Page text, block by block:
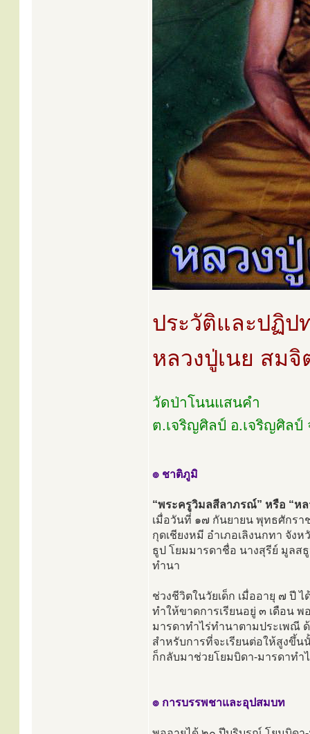
ประวัติและปฏิป
หลวงปู่เนย สมจิ
วัดป่าโนนแสนคำ
ต.เจริญศิลป์ อ.เจริญศิลป์
๏ ชาติภูมิ
“พระครูวิมลสีลาภรณ์” หรือ “ห
เมื่อวันที่ ๑๗ กันยายน พุทธศักร
กุดเชียงหมี อำเภอเลิงนกทา จัง
ธูป โยมมารดาชื่อ นางสุรีย์ มูลส
ทำนา
ช่วงชีวิตในวัยเด็ก เมื่ออายุ ๗ ปี
ทำให้ขาดการเรียนอยู่ ๓ เดือน
มารดาทำไร่ทำนาตามประเพณี
สำหรับการที่จะเรียนต่อให้สูงขึ้น
ก็กลับมาช่วยโยมบิดา-มารดาทำ
๏ การบรรพชาและอุปสมบท